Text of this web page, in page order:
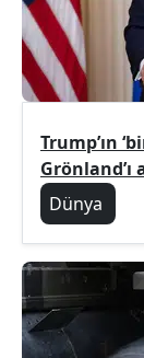
Trump’ın
Grönland’ı
Dünya